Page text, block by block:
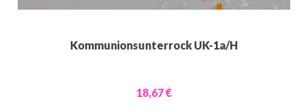
Kommunionsunterrock UK-1a/H
18,67 €